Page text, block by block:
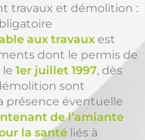
travaux et démolition :
aux travaux est
dont le permis de
1er juillet 1997, dès
sont
présence éventuelle
de l’amiante
la santé liés à